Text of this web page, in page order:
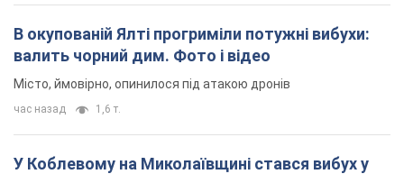
В окупованій Ялті прогриміли потужні вибухи:
валить чорний дим. Фото і відео
Місто, ймовірно, опинилося під атакою дронів
час назад 1,6 т.
У Коблевому на Миколаївщині стався вибух у